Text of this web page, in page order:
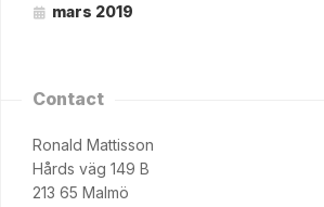
mars 2019
Contact
Ronald Mattisson
Hårds väg 149 B
213 65 Malmö